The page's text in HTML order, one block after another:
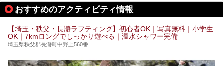
───
提供元：花王株式会社【PR】
す。
おすすめのアクティビティ情報
【埼玉・秩父・長瀞ラフティング】初心者OK｜写真無料｜小学生
OK｜7kmロングでしっかり遊べる｜温水シャワー完備
埼玉県秩父郡長瀞町中野上560番